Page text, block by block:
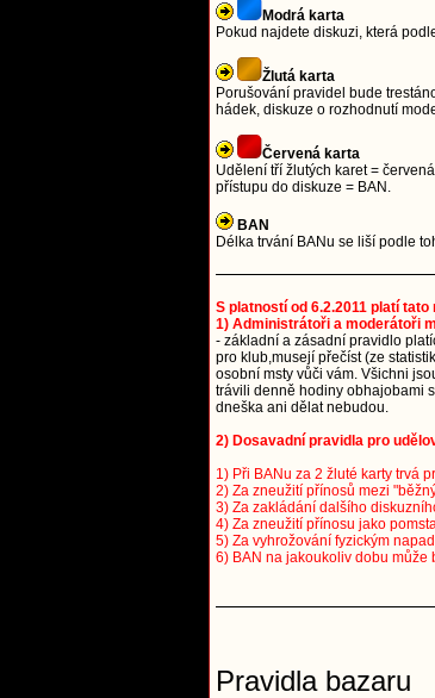
Modrá karta
Pokud najdete diskuzi, která
Žlutá karta
Porušování pravidel bude
hádek, diskuze o rozhodnutí
Červená karta
Udělení tří žlutých karet =
přístupu do diskuze = BAN.
BAN
Délka trvání BANu se liší podle
S platností od 6.2.2011 platí
1) Administrátoři a moderátoři
- základní a zásadní pravidlo
pro klub,musejí přečíst (ze
osobní msty vůči vám. Všichni
trávili denně hodiny obhajobami
dneška ani dělat nebudou.
2) Dosavadní pravidla pro
1) Při BANu za 2 žluté karty trvá
2) Za zneužití přínosů mezi
3) Za zakládání dalšího
4) Za zneužití přínosu jako
5) Za vyhrožování fyzickým
6) BAN na jakoukoliv dobu
Pravidla bazaru